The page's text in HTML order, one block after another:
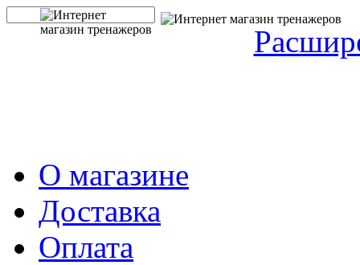
О магазине
Доставка
Оплата